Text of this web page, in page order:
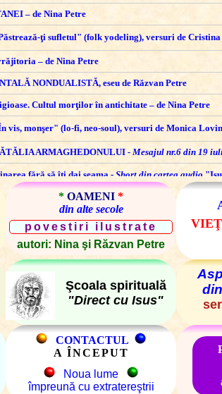
* OAMENI *
din alte secole
povestiri ilustrate
autori: Nina şi Răzvan Petre
Şcoala spirituală
"Direct cu Isus"
CONTACTUL
A ÎNCEPUT
Noua lume
împreună cu extratereştrii